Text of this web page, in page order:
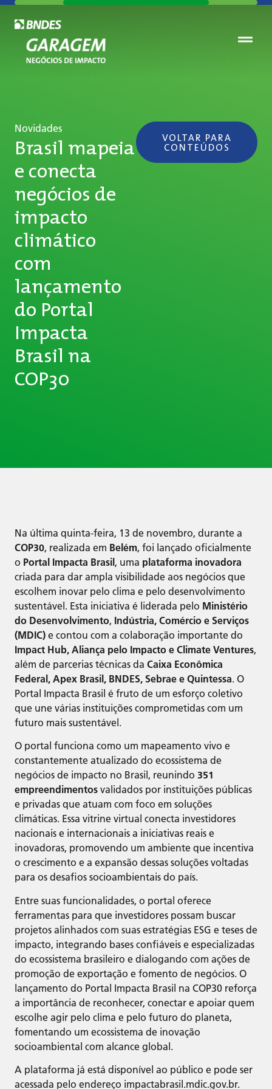
Novidades
Brasil mapeia
e conecta
negócios de
impacto
climático
com
lançamento
do Portal
Impacta
Brasil na
COP30
VOLTAR PARA
CONTEÚDOS
Na última quinta-feira, 13 de novembro, durante a
COP30, realizada em Belém, foi lançado oficialmente
o Portal Impacta Brasil , uma plataforma inovadora
criada para dar ampla visibilidade aos negócios que
escolhem inovar pelo clima e pelo desenvolvimento
sustentável. Esta iniciativa é liderada pelo Ministério
do Desenvolvimento, Indústria, Comércio e Serviços
(MDIC) e contou com a colaboração importante do
Impact Hub, Aliança pelo Impacto e Climate Ventures,
além de parcerias técnicas da Caixa Econômica
Federal, Apex Brasil, BNDES, Sebrae e Quintessa. O
Portal Impacta Brasil é fruto de um esforço coletivo
que une várias instituições comprometidas com um
futuro mais sustentável.
O portal funciona como um mapeamento vivo e
constantemente atualizado do ecossistema de
negócios de impacto no Brasil, reunindo 351
empreendimentos validados por instituições públicas
e privadas que atuam com foco em soluções
climáticas. Essa vitrine virtual conecta investidores
nacionais e internacionais a iniciativas reais e
inovadoras, promovendo um ambiente que incentiva
o crescimento e a expansão dessas soluções voltadas
para os desafios socioambientais do país.
Entre suas funcionalidades, o portal oferece
ferramentas para que investidores possam buscar
projetos alinhados com suas estratégias ESG e teses de
impacto, integrando bases confiáveis e especializadas
do ecossistema brasileiro e dialogando com ações de
promoção de exportação e fomento de negócios. O
lançamento do Portal Impacta Brasil na COP30 reforça
a importância de reconhecer, conectar e apoiar quem
escolhe agir pelo clima e pelo futuro do planeta,
fomentando um ecossistema de inovação
socioambiental com alcance global.
A plataforma já está disponível ao público e pode ser
acessada pelo endereço impactabrasil.mdic.gov.br.